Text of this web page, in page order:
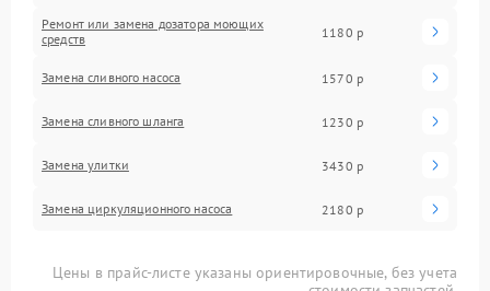
Ремонт или замена дозатора моющих
средств
1180 р
Замена сливного насоса 1570 р
Замена сливного шланга 1230 р
Замена улитки 3430 р
Замена циркуляционного насоса 2180 р
Цены в прайс-листе указаны ориентировочные, без учета